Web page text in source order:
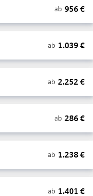
ab 956€
ab 1.039€
ab 2.252 €
ab 286€
ab 1.238€
ab 1.401 €